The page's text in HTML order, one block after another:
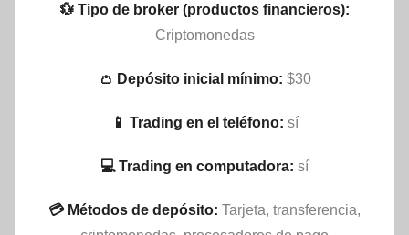
💱 Tipo de broker (productos financieros):
Criptomonedas
👛 Depósito inicial mínimo: $30
📱 Trading en el teléfono: sí
💻 Trading en computadora: sí
💳 Métodos de depósito: Tarjeta, transferencia,